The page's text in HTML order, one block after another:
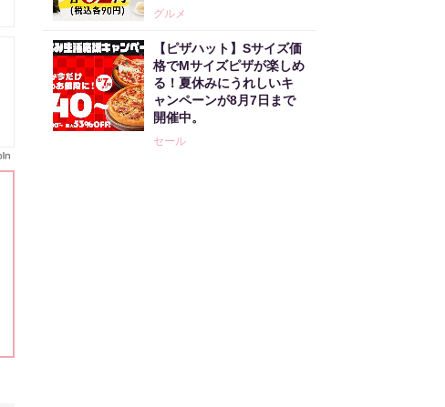
グルメ
【ピザハット】Sサイズ価
格でMサイズピザが楽しめ
る！夏休みにうれしいキ
ャンペーンが8月7日まで
開催中。
セール